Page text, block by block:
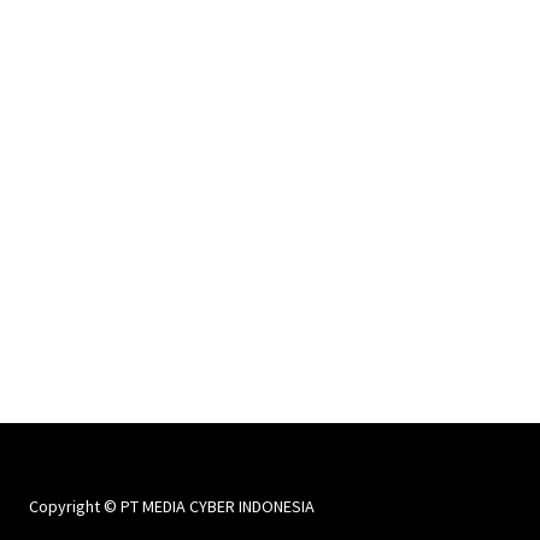
Copyright © PT MEDIA CYBER INDONESIA